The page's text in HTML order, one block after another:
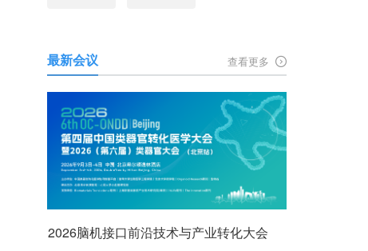
最新会议 查看更多
2026脑机接口前沿技术与产业转化大会